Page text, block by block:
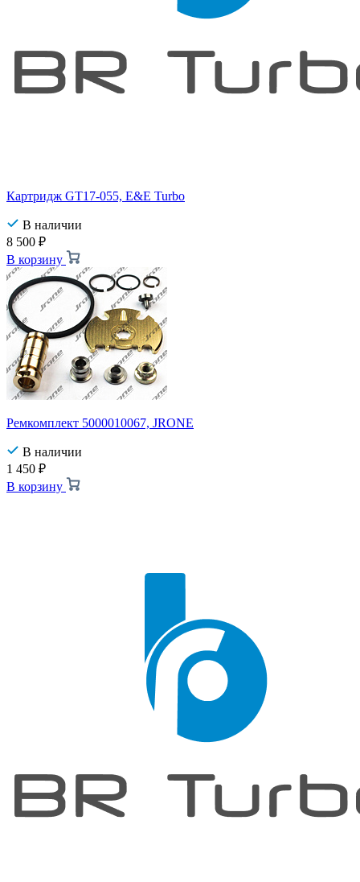
Картридж GT17-055, E&E Turbo
В наличии
8 500 ₽
В корзину
Ремкомплект 5000010067, JRONE
В наличии
1 450 ₽
В корзину